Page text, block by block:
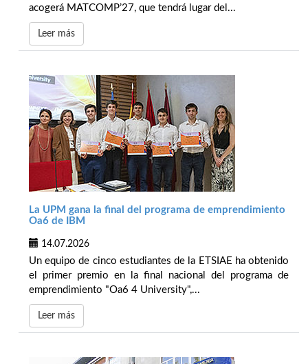
acogerá MATCOMP’27, que tendrá lugar del...
Leer más
La UPM gana la final del programa de emprendimiento
Oa6 de IBM
14.07.2026
Un equipo de cinco estudiantes de la ETSIAE ha obtenido
el primer premio en la final nacional del programa de
emprendimiento "Oa6 4 University",...
Leer más